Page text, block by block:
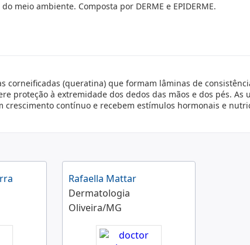
meio ambiente. Composta por DERME e EPIDERME.
corneificadas (queratina) que formam lâminas de
proteção à extremidade dos dedos das mãos e dos pés. As
crescimento contínuo e recebem estímulos hormonais e
Rafaella Mattar
Dermatologia
Oliveira/MG